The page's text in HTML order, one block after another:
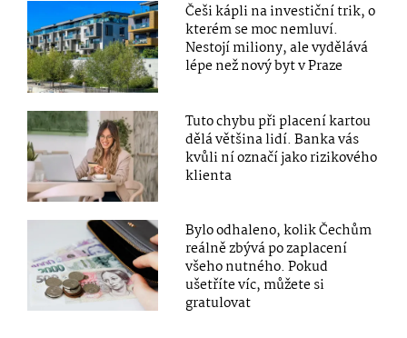
Češi kápli na investiční trik, o
kterém se moc nemluví.
Nestojí miliony, ale vydělává
lépe než nový byt v Praze
Tuto chybu při placení kartou
dělá většina lidí. Banka vás
kvůli ní označí jako rizikového
klienta
Bylo odhaleno, kolik Čechům
reálně zbývá po zaplacení
všeho nutného. Pokud
ušetříte víc, můžete si
gratulovat